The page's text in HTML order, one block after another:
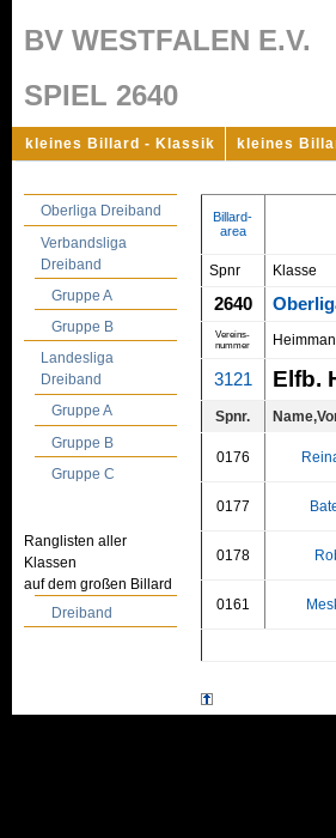
BV WESTFALEN E.V.
SPIEL 2640
kleines Billard - Klassik kleines
Oberliga Dreiband
Verbandsliga
Dreiband
Gruppe A
Gruppe B
Landesliga
Dreiband
Gruppe A
Gruppe B
Gruppe C
Ranglisten aller
Klassen
auf dem großen Billard
Dreiband
Billard-
area
Spnr Klasse
2640
Vereins-
nummer
3121 Elfb.
Spnr.
0176
0177
0178
0161